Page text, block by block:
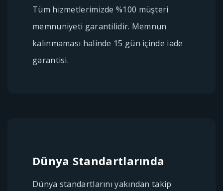
Tüm hizmetlerimizde %100 müşteri
memnuniyeti garantilidir. Memnun
kalınmaması halinde 15 gün içinde iade
garantisi.
Dünya Standartlarında
Dünya standartlarını yakından takip